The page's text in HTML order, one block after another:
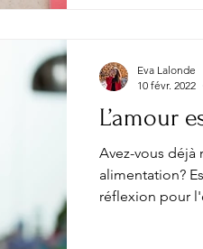
L’amour
Avez-vous déjà
alimentation?
réflexion pour
Eva Lalonde
10 févr. 2022